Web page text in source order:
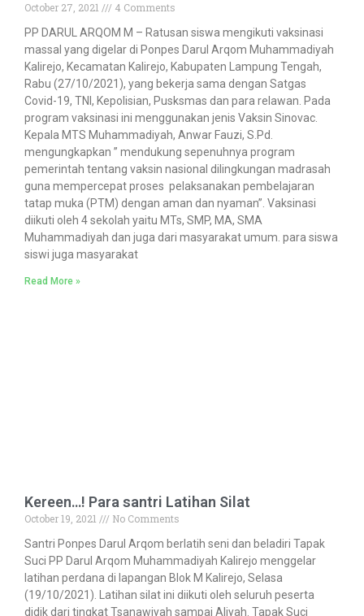
October 27, 2021
4 Comments
PP DARUL ARQOM M – Ratusan siswa mengikuti vaksinasi
massal yang digelar di Ponpes Darul Arqom Muhammadiyah
Kalirejo, Kecamatan Kalirejo, Kabupaten Lampung Tengah,
Rabu (27/10/2021), yang bekerja sama dengan Satgas
Covid-19, TNI, Kepolisian, Pusksmas dan para relawan. Pada
program vaksinasi ini menggunakan jenis Vaksin Sinovac.
Kepala MTS Muhammadiyah, Anwar Fauzi, S.Pd.
mengungkapkan ” mendukung sepenuhnya program
pemerintah tentang vaksin nasional dilingkungan madrasah
guna mempercepat proses pelaksanakan pembelajaran
tatap muka (PTM) dengan aman dan nyaman”. Vaksinasi
diikuti oleh 4 sekolah yaitu MTs, SMP, MA, SMA
Muhammadiyah dan juga dari masyarakat umum. para siswa
siswi juga masyarakat
Read More »
Kereen…! Para santri Latihan Silat
October 19, 2021
No Comments
Santri Ponpes Darul Arqom berlatih seni dan beladiri Tapak
Suci PP Darul Arqom Muhammadiyah Kalirejo menggelar
latihan perdana di lapangan Blok M Kalirejo, Selasa
(19/10/2021). Latihan silat ini diikuti oleh seluruh peserta
didik dari tingkat Tsanawiyah sampai Aliyah. Tapak Suci